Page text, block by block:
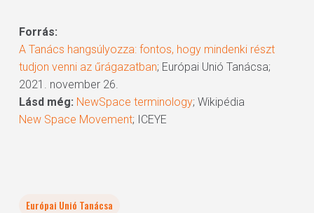
Forrás:
A Tanács hangsúlyozza: fontos, hogy mindenki részt
tudjon venni az űrágazatban; Európai Unió Tanácsa;
2021. november 26.
Lásd még: NewSpace terminology; Wikipédia
New Space Movement; ICEYE
Európai Unió Tanácsa